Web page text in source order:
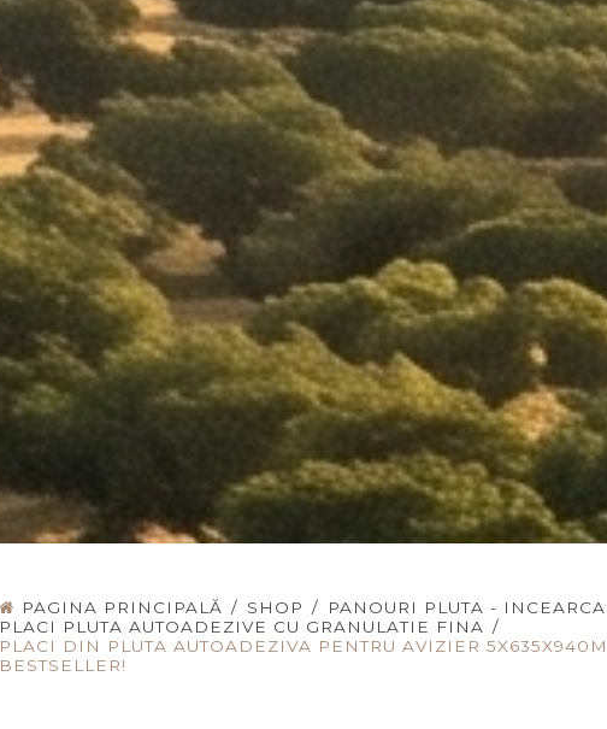
PAGINA PRINCIPALĂ / SHOP / PANOURI PLUTA -
PLACI PLUTA AUTOADEZIVE CU GRANULATIE FINA /
PLACI DIN PLUTA AUTOADEZIVA PENTRU AVIZIER
BESTSELLER!